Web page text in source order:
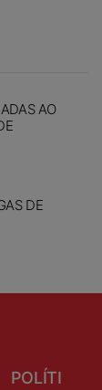
AO
DE
POLÍTI